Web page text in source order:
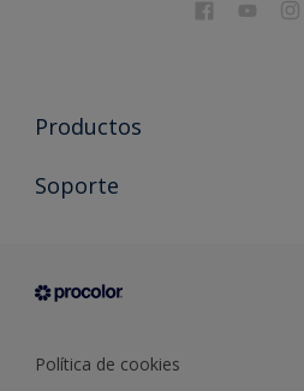
Productos
Todos los productos
Condiciones generales de venta
Soporte
Sobre Procolor
Política de cookies